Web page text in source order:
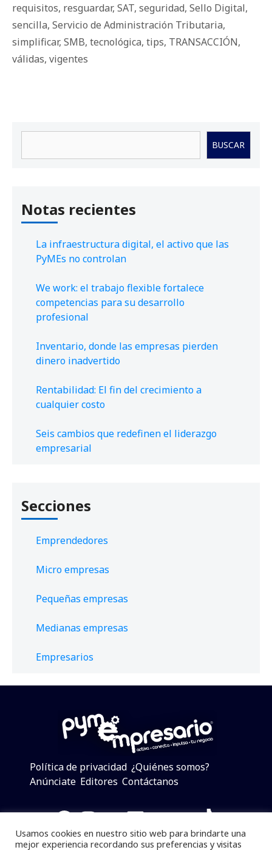
requisitos, resguardar, SAT, seguridad, Sello Digital,
sencilla, Servicio de Administración Tributaria,
simplificar, SMB, tecnológica, tips, TRANSACCIÓN,
válidas, vigentes
BUSCAR
Notas recientes
La infraestructura digital, el activo que las
PyMEs no controlan
We work: el trabajo flexible fortalece
competencias para su desarrollo
profesional
Inventario, donde las empresas pierden
dinero inadvertido
Rentabilidad: El fin del crecimiento a
cualquier costo
Seis cambios que redefinen el liderazgo
empresarial
Secciones
Emprendedores
Micro empresas
Pequeñas empresas
Medianas empresas
Empresarios
Política de privacidad ¿Quiénes somos?
Anúnciate Editores Contáctanos
Facebook
Instagram
Twitter
LinkedIn
Telegram
YouTube
TikTok
Usamos cookies en nuestro sitio web para brindarte una
mejor experiencia recordando sus preferencias y visitas